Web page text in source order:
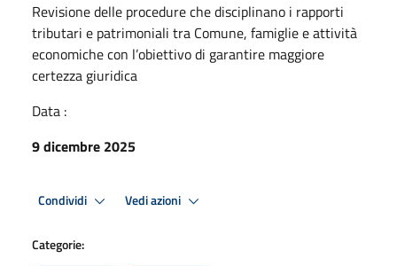
Revisione delle procedure che disciplinano i rapporti
tributari e patrimoniali tra Comune, famiglie e attività
economiche con l’obiettivo di garantire maggiore
certezza giuridica
Data :
9 dicembre 2025
Condividi Vedi azioni
Categorie: